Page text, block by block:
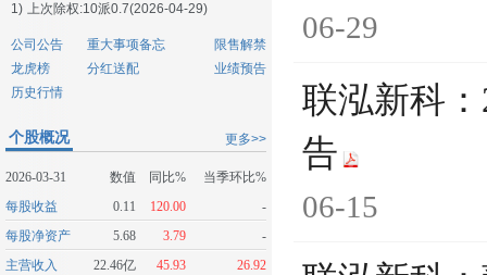
1) 上次除权:10派0.7(2026-04-29)
公司公告 重大事项备忘
限售解禁
龙虎榜
分红送配
业绩预告
历史行情
更多>>
个股概况
2026-03-31 数值 同比%
当季环比%
每股收益
0.11 120.00
-
每股净资产
5.68 3.79
-
主营收入
22.46亿 45.93
26.92
06-29
联泓新科
告
06-15